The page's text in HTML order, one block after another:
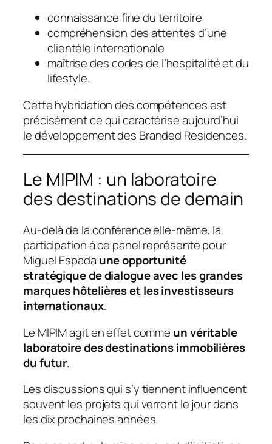
connaissance fine du territoire
compréhension des attentes d’une
clientèle internationale
maîtrise des codes de l’hospitalité et du
lifestyle.
Cette hybridation des compétences est
précisément ce qui caractérise aujourd’hui
le développement des Branded Residences.
Le MIPIM : un laboratoire
des destinations de demain
Au-delà de la conférence elle-même, la
participation à ce panel représente pour
Miguel Espada une opportunité
stratégique de dialogue avec les grandes
marques hôtelières et les investisseurs
internationaux.
Le MIPIM agit en effet comme un véritable
laboratoire des destinations immobilières
du futur.
Les discussions qui s’y tiennent influencent
souvent les projets qui verront le jour dans
les dix prochaines années.